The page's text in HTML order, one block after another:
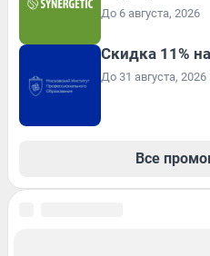
До 6 августа, 2026
Скидка 11%
До 31 августа, 2026
Все